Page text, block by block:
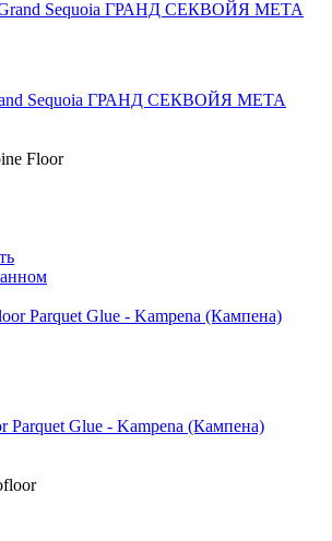
Sequoia ГРАНД СЕКВОЙЯ МЕТА
Floor
Parquet Glue - Kampena (Кампена)